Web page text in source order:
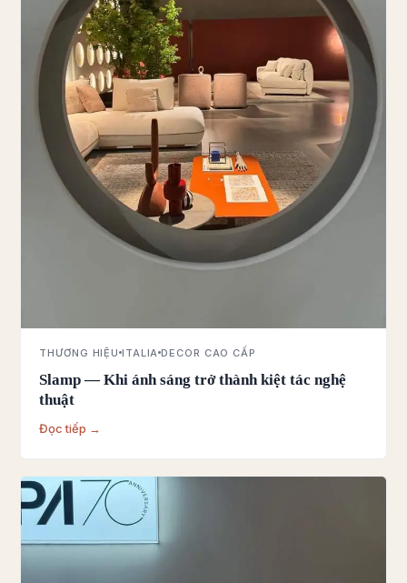
THƯƠNG HIỆU ITALIA DECOR CAO CẤP
Slamp — Khi ánh sáng trở thành kiệt tác nghệ
thuật
Đọc tiếp →